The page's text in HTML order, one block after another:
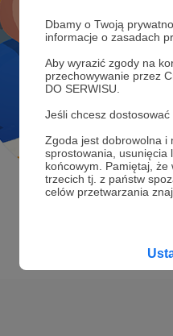
Dbamy o Twoją
informacje o zasadach
Aby wyrazić zgody na
przechowywanie przez
DO SERWISU.
Jeśli chcesz dostosować
Zgoda jest dobrowolna i
sprostowania, usunięcia
końcowym. Pamiętaj,
trzecich tj. z państw
celów przetwarzania